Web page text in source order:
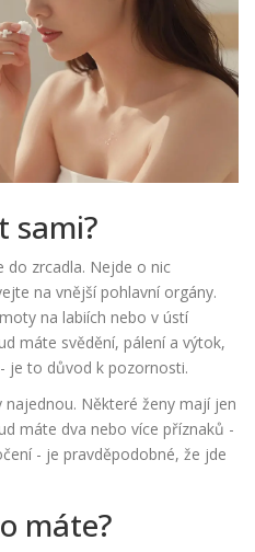
sami?
do zrcadla. Nejde o nic
na vnější pohlavní orgány.
na labiích nebo v ústí
máte svědění, pálení a výtok,
je to důvod k pozornosti.
Některé ženy mají jen
máte dva nebo více příznaků -
- je pravděpodobné, že jde
máte?